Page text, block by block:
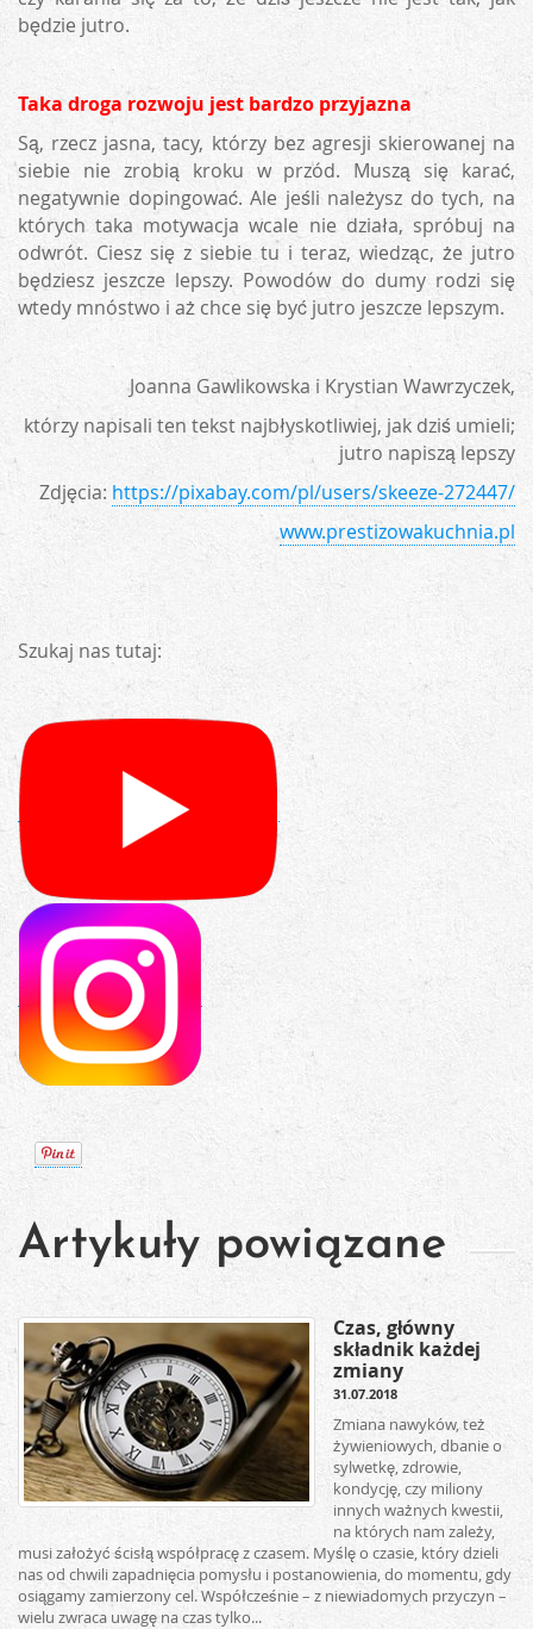
będzie jutro.
Taka droga rozwoju jest bardzo przyjazna
Są, rzecz jasna, tacy, którzy bez agresji skierowanej na
siebie nie zrobią kroku w przód. Muszą się karać,
negatywnie dopingować. Ale jeśli należysz do tych, na
których taka motywacja wcale nie działa, spróbuj na
odwrót. Ciesz się z siebie tu i teraz, wiedząc, że jutro
będziesz jeszcze lepszy. Powodów do dumy rodzi się
wtedy mnóstwo i aż chce się być jutro jeszcze lepszym.
Joanna Gawlikowska i Krystian Wawrzyczek,
którzy napisali ten tekst najbłyskotliwiej, jak dziś umieli;
jutro napiszą lepszy
Zdjęcia: https://pixabay.com/pl/users/skeeze-272447/
www.prestizowakuchnia.pl
Szukaj nas tutaj:
Artykuły powiązane
Czas, główny
składnik każdej
zmiany
31.07.2018
Zmiana nawyków, też
żywieniowych, dbanie o
sylwetkę, zdrowie,
kondycję, czy miliony
innych ważnych kwestii,
na których nam zależy,
musi założyć ścisłą współpracę z czasem. Myślę o czasie, który dzieli
nas od chwili zapadnięcia pomysłu i postanowienia, do momentu, gdy
osiągamy zamierzony cel. Współcześnie – z niewiadomych przyczyn –
wielu zwraca uwagę na czas tylko...